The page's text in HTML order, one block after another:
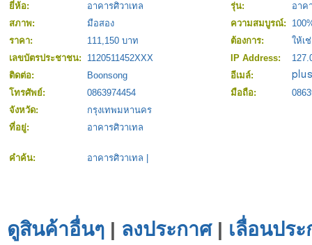
ยี่ห้อ: อาคารศิวาเทล รุ่น:
อาค
สภาพ:
มือสอง ความสมบูรณ์:
ราคา:
111,150 บาท ต้องการ:
ให้เ
เลขบัตรประชาชน:
1120511452XXX IP Address:
ติดต่อ:
Boonsong
อีเมล์:
โทรศัพย์:
0863974454 มือถือ:
จังหวัด:
กรุงเทพมหานคร
ที่อยู่:
อาคารศิวาเทล
คำค้น: อาคารศิวาเทล
ดูสินค้าอื่นๆ | ลงประกาศ| เลื่อนปร